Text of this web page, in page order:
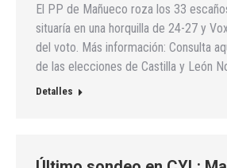
El PP de Mañueco roza los 33
situaría en una horquilla de 24-27 y
del voto. Más información: Consulta
de las elecciones de Castilla y León
Detalles